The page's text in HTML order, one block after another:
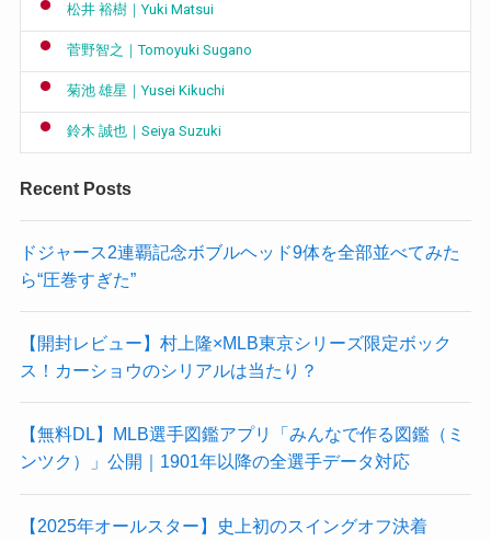
松井 裕樹｜Yuki Matsui
菅野智之｜Tomoyuki Sugano
菊池 雄星｜Yusei Kikuchi
鈴木 誠也｜Seiya Suzuki
Recent Posts
ドジャース2連覇記念ボブルヘッド9体を全部並べてみた
ら“圧巻すぎた”
【開封レビュー】村上隆×MLB東京シリーズ限定ボック
ス！カーショウのシリアルは当たり？
【無料DL】MLB選手図鑑アプリ「みんなで作る図鑑（ミ
ンツク）」公開｜1901年以降の全選手データ対応
【2025年オールスター】史上初のスイングオフ決着